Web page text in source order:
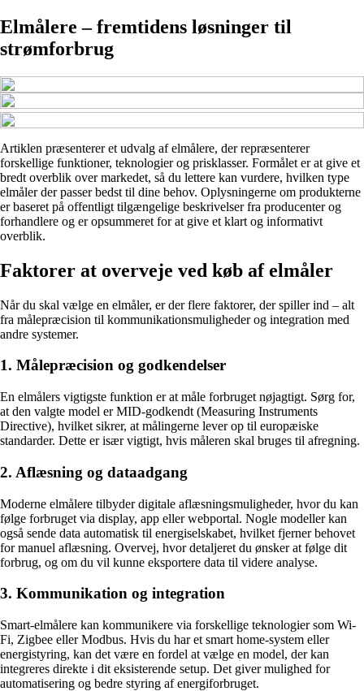
Elmålere – fremtidens løsninger til
strømforbrug
Artiklen præsenterer et udvalg af elmålere, der repræsenterer
forskellige funktioner, teknologier og prisklasser. Formålet er at give et
bredt overblik over markedet, så du lettere kan vurdere, hvilken type
elmåler der passer bedst til dine behov. Oplysningerne om produkterne
er baseret på offentligt tilgængelige beskrivelser fra producenter og
forhandlere og er opsummeret for at give et klart og informativt
overblik.
Faktorer at overveje ved køb af elmåler
Når du skal vælge en elmåler, er der flere faktorer, der spiller ind – alt
fra målepræcision til kommunikationsmuligheder og integration med
andre systemer.
1. Målepræcision og godkendelser
En elmålers vigtigste funktion er at måle forbruget nøjagtigt. Sørg for,
at den valgte model er MID-godkendt (Measuring Instruments
Directive), hvilket sikrer, at målingerne lever op til europæiske
standarder. Dette er især vigtigt, hvis måleren skal bruges til afregning.
2. Aflæsning og dataadgang
Moderne elmålere tilbyder digitale aflæsningsmuligheder, hvor du kan
følge forbruget via display, app eller webportal. Nogle modeller kan
også sende data automatisk til energiselskabet, hvilket fjerner behovet
for manuel aflæsning. Overvej, hvor detaljeret du ønsker at følge dit
forbrug, og om du vil kunne eksportere data til videre analyse.
3. Kommunikation og integration
Smart-elmålere kan kommunikere via forskellige teknologier som Wi-
Fi, Zigbee eller Modbus. Hvis du har et smart home-system eller
energistyring, kan det være en fordel at vælge en model, der kan
integreres direkte i dit eksisterende setup. Det giver mulighed for
automatisering og bedre styring af energiforbruget.